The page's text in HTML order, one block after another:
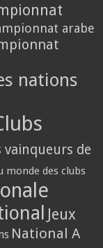
arabe
nations
vainqueurs de
monde des clubs
Jeux
National A